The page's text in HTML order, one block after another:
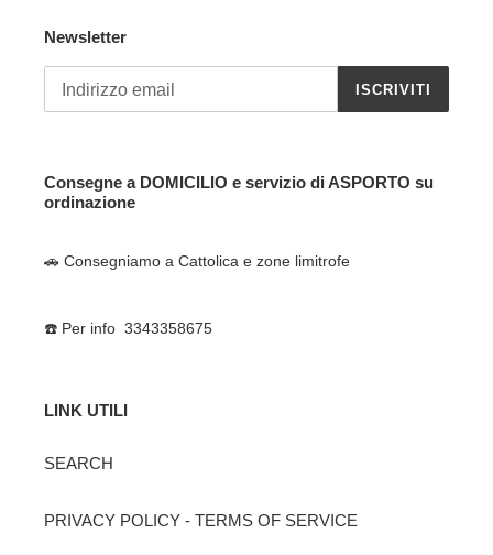
Newsletter
ISCRIVITI
Consegne a DOMICILIO e servizio di ASPORTO su
ordinazione
🚗 Consegniamo a Cattolica e zone limitrofe
☎️ Per info 3343358675
LINK UTILI
SEARCH
PRIVACY POLICY - TERMS OF SERVICE